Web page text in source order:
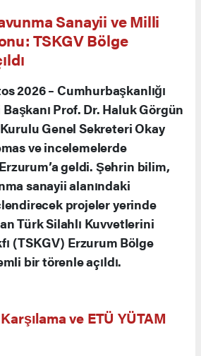
Sanayii ve Milli
TSKGV Bölge
2026 – Cumhurbaşkanlığı
Prof. Dr. Haluk Görgün
Genel Sekreteri Okay
ve incelemelerde
geldi. Şehrin bilim,
sanayii alanındaki
projeler yerinde
Türk Silahlı Kuvvetlerini
(TSKGV) Erzurum Bölge
bir törenle açıldı.